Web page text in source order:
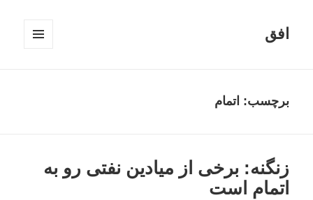
افق
برچسب: اتمام
زنگنه: برخی از میادین نفتی رو به
اتمام است